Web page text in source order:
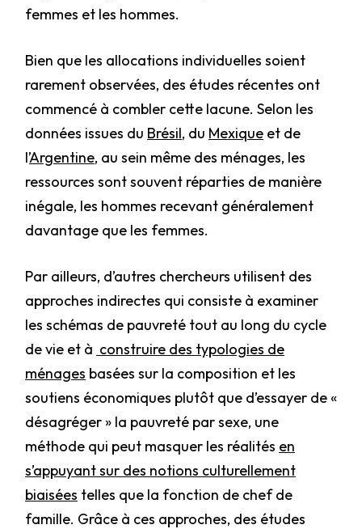
femmes et les hommes.
Bien que les allocations individuelles soient
rarement observées, des études récentes ont
commencé à combler cette lacune. Selon les
données issues du Brésil, du Mexique et de
l’Argentine, au sein même des ménages, les
ressources sont souvent réparties de manière
inégale, les hommes recevant généralement
davantage que les femmes.
Par ailleurs, d’autres chercheurs utilisent des
approches indirectes qui consiste à examiner
les schémas de pauvreté tout au long du cycle
de vie et à construire des typologies de
ménages basées sur la composition et les
soutiens économiques plutôt que d’essayer de «
désagréger » la pauvreté par sexe, une
méthode qui peut masquer les réalités en
s’appuyant sur des notions culturellement
biaisées telles que la fonction de chef de
famille. Grâce à ces approches, des études